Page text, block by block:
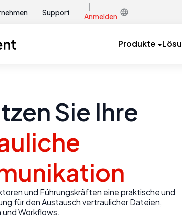
Support Anmelden
Produkte
Sie Ihre
und Führungskräften eine praktische und
für den Austausch vertraulicher Dateien,
Workflows.